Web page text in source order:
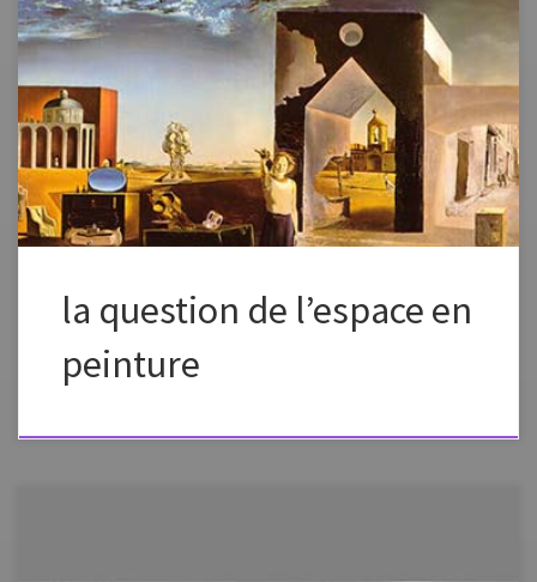
Le blog « ArtsPlastoc » nous propose des références au sujet des
différentes notions d’espace: représenté, du support, du peintre et de
l’œuvre, du lieu. Source de
l’article:http://artplastoc.blogspot.com/2011/07/classes-de-troisieme-
la-question-de.html
la question de l’espace en
peinture